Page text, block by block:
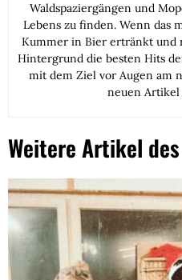
Waldspaziergängen und
Lebens zu finden. Wenn das
Kummer in Bier ertränkt und
Hintergrund die besten Hits
mit dem Ziel vor Augen am
neuen Artikel
Weitere Artikel